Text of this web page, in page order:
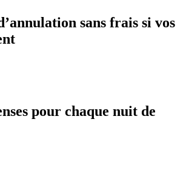
sans frais si vos
pour chaque nuit de